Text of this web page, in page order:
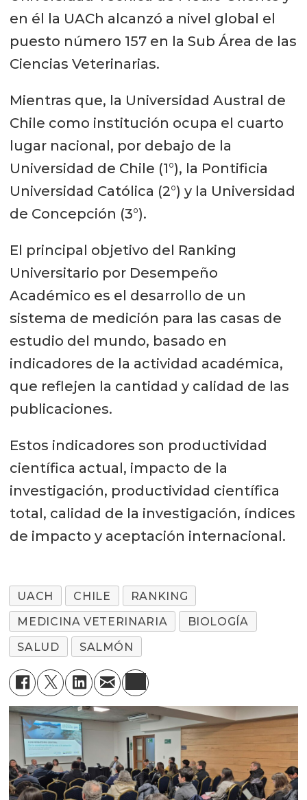
en él la UACh alcanzó a nivel global el
puesto número 157 en la Sub Área de las
Ciencias Veterinarias.
Mientras que, la Universidad Austral de
Chile como institución ocupa el cuarto
lugar nacional, por debajo de la
Universidad de Chile (1°), la Pontificia
Universidad Católica (2°) y la Universidad
de Concepción (3°).
El principal objetivo del Ranking
Universitario por Desempeño
Académico es el desarrollo de un
sistema de medición para las casas de
estudio del mundo, basado en
indicadores de la actividad académica,
que reflejen la cantidad y calidad de las
publicaciones.
Estos indicadores son productividad
científica actual, impacto de la
investigación, productividad científica
total, calidad de la investigación, índices
de impacto y aceptación internacional.
UACH CHILE
RANKING
MEDICINA VETERINARIA
BIOLOGÍA
SALUD
SALMÓN